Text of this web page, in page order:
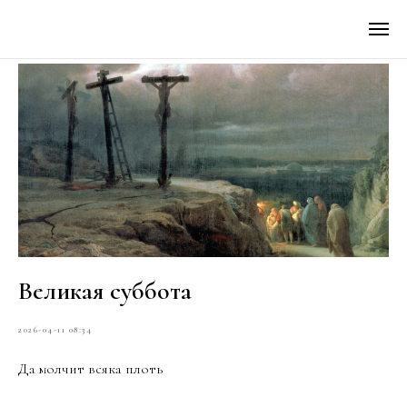
Великая суббота
2026-04-11 08:34
Да молчит всяка плоть